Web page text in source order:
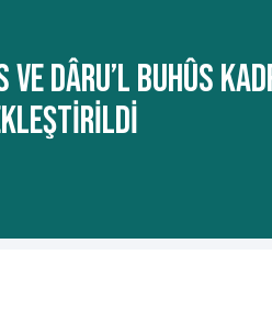
VE DÂRU’L BUHÛS